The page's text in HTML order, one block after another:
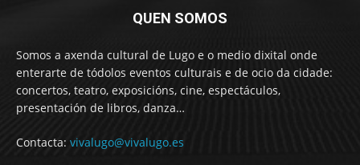
QUEN SOMOS
Somos a axenda cultural de Lugo e o medio dixital onde
enterarte de tódolos eventos culturais e de ocio da cidade:
concertos, teatro, exposicións, cine, espectáculos,
presentación de libros, danza…
Contacta: vivalugo@vivalugo.es